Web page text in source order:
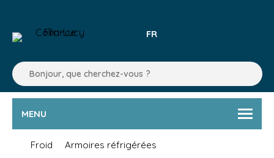
FR
MENU
Froid
Armoires réfrigérées